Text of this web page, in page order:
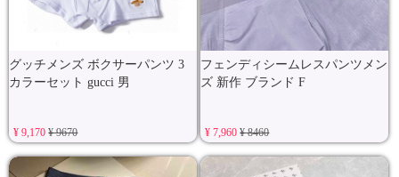
グッチメンズ ボクサーパンツ 3
カラーセット gucci 男
¥ 9,170¥ 9670
フェンディシームレスパンツメン
ズ 新作 ブランド F
¥ 7,960¥ 8460